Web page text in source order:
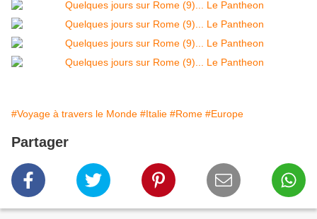
#Voyage à travers le Monde #Italie #Rome #Europe
Partager